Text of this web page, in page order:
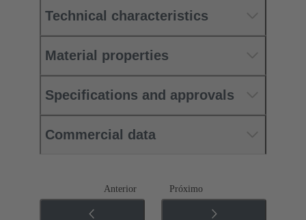
Technical characteristics
Material properties
Specifications and approvals
Commercial data
Anterior Próximo